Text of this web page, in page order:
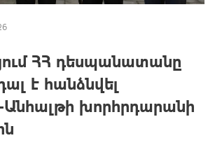
ՀՀ դեսպանատանը
է հանձնվել
խորհրդարանի